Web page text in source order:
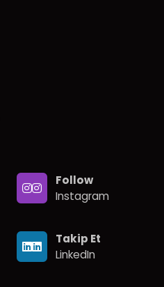
Follow
Instagram
Takip Et
LinkedIn